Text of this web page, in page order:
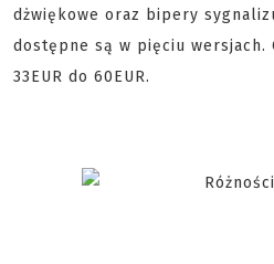
dżwiękowe oraz bipery
dostępne są w pięciu wersjach.
33EUR do 60EUR.